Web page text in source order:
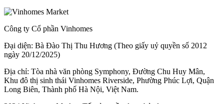
Công ty Cổ phần Vinhomes
Đại diện: Bà Đào Thị Thu Hương (Theo giấy uỷ quyền số 2012
ngày 20/12/2025)
Địa chỉ: Tòa nhà văn phòng Symphony, Đường Chu Huy Mân,
Khu đô thị sinh thái Vinhomes Riverside, Phường Phúc Lợi, Quận
Long Biên, Thành phố Hà Nội, Việt Nam.